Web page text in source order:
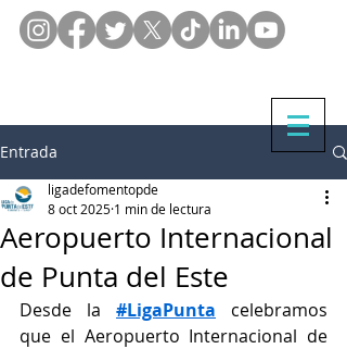
Entrada
Aeropuerto Internacional
de Punta del Este
ligadefomentopde
8 oct 2025 1 min de lectura
Desde la #LigaPunta celebramos
que el Aeropuerto Internacional de